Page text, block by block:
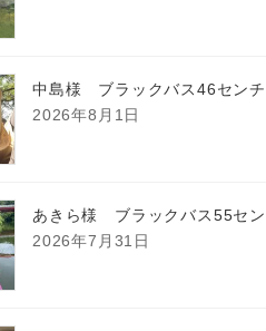
中島様 ブラックバス46セン
2026年8月1日
あきら様 ブラックバス55セ
2026年7月31日